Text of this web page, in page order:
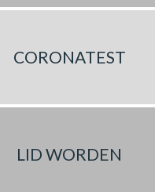
CORONATEST
LID WORDEN